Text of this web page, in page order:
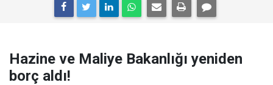
Hazine ve Maliye Bakanlığı yeniden
borç aldı!